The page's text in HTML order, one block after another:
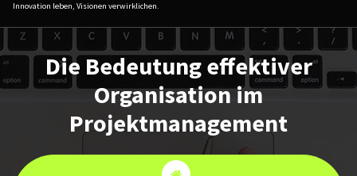
Innovation leben, Visionen verwirklichen.
Die Bedeutung effektiver
Organisation im
Projektmanagement